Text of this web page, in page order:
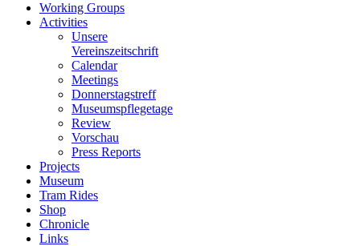
Working Groups
Activities
Unsere
Vereinszeitschrift
Calendar
Meetings
Donnerstagstreff
Museumspflegetage
Review
Vorschau
Press Reports
Projects
Museum
Tram Rides
Shop
Chronicle
Links